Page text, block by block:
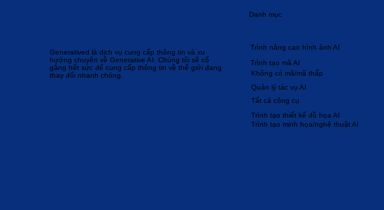
Danh mục
Trình nâng cao hình ảnh AI
Trình tạo mã AI
Quản lý tác vụ AI
Không có mã/mã thấp
Trình tạo thiết kế đồ họa AI
Trình tạo minh họa/nghệ thuật AI
Tất cả công cụ
Generatived là dịch vụ cung cấp thông tin và xu
hướng chuyên về Generative AI. Chúng tôi sẽ cố
gắng hết sức để cung cấp thông tin về thế giới đang
thay đổi nhanh chóng.